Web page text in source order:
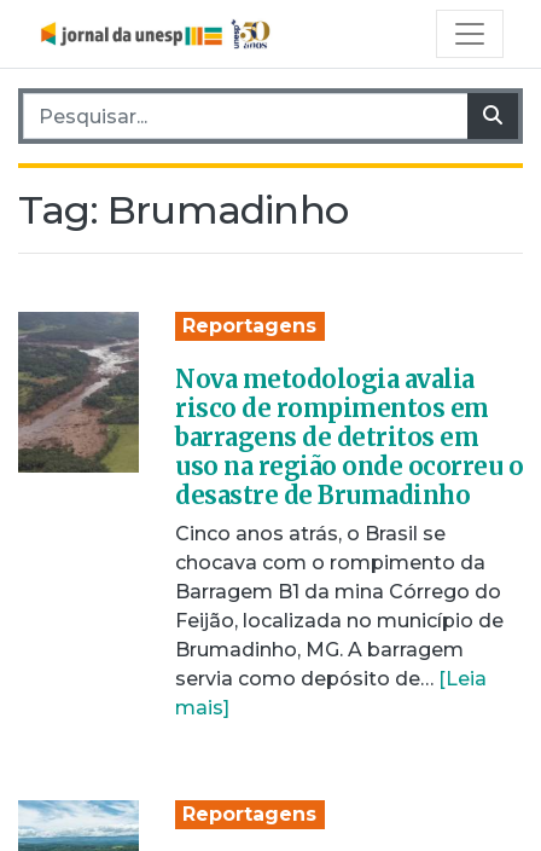
Pesquisar por:
Tag: Brumadinho
Reportagens
Nova metodologia avalia
risco de rompimentos em
barragens de detritos em
uso na região onde ocorreu o
desastre de Brumadinho
Cinco anos atrás, o Brasil se
chocava com o rompimento da
Barragem B1 da mina Córrego do
Feijão, localizada no município de
Brumadinho, MG. A barragem
servia como depósito de… [Leia
mais]
Reportagens